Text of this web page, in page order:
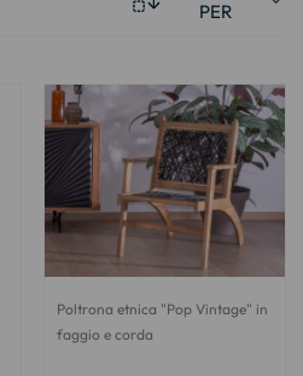
PER
Poltrona etnica "Pop Vintage" in
faggio e corda